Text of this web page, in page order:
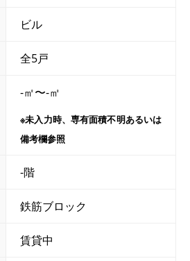
ビル
全5戸
-㎡〜-㎡
※未入力時、専有面積不明あるいは
備考欄参照
-階
鉄筋ブロック
賃貸中